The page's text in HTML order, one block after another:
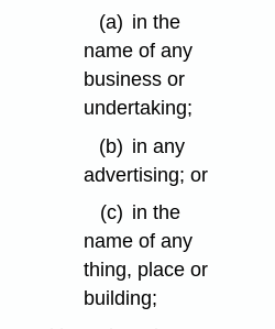
(a) in the
name of any
business or
undertaking;
(b) in any
advertising; or
(c) in the
name of any
thing, place or
building;